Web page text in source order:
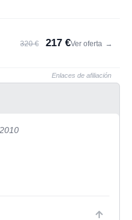
320 € 217 €Ver oferta →
Enlaces de afiliación